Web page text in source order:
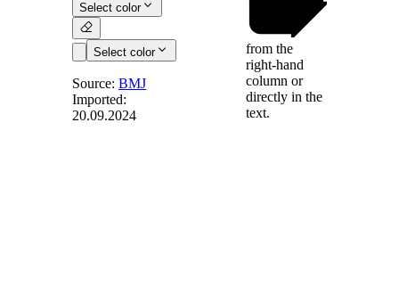
Select color
Select color
§ 1-
Source:BMJ
Imported:
20.09.2024
from the
right-hand
column or
directly in the
text.